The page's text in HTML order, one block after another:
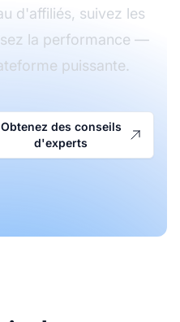
d'affiliés, suivez les
la performance —
puissante.
Obtenez des conseils
d'experts